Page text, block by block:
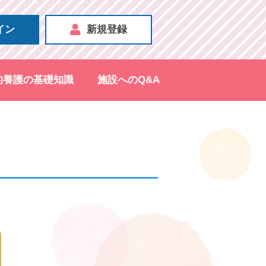
ン 新規登録
養護の基礎知識 施設へのQ&A